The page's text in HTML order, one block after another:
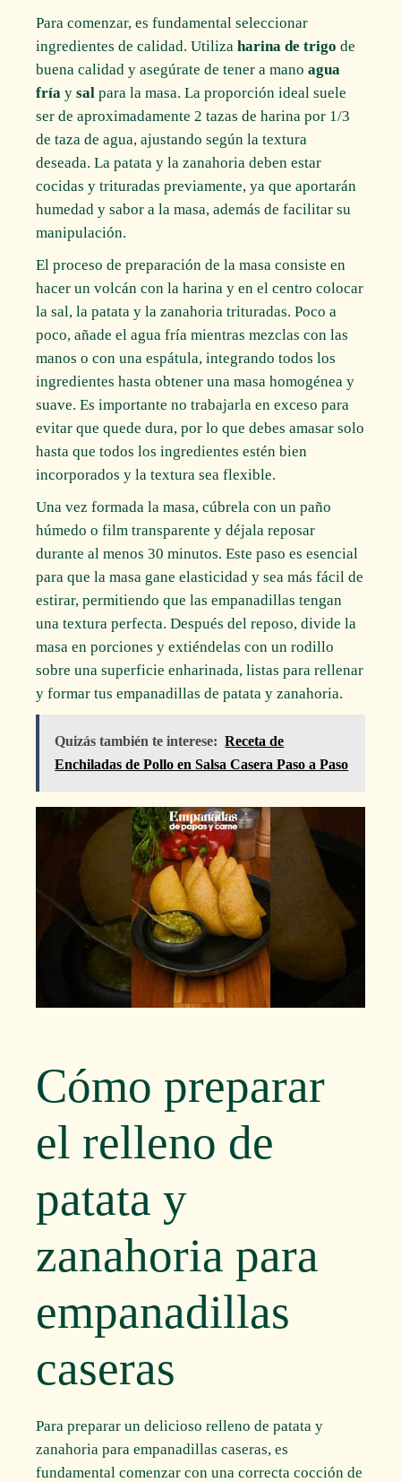
Para comenzar, es fundamental seleccionar
ingredientes de calidad. Utilizaharina de trigo de
buena calidad y asegúrate de tener a manoagua
fría ysal para la masa. La proporción ideal suele
ser de aproximadamente 2 tazas de harina por 1/3
de taza de agua, ajustando según la textura
deseada. La patata y la zanahoria deben estar
cocidas y trituradas previamente, ya que aportarán
humedad y sabor a la masa, además de facilitar su
manipulación.
El proceso de preparación de la masa consiste en
hacer un volcán con la harina y en el centro colocar
la sal, la patata y la zanahoria trituradas. Poco a
poco, añade el agua fría mientras mezclas con las
manos o con una espátula, integrando todos los
ingredientes hasta obtener una masa homogénea y
suave. Es importante no trabajarla en exceso para
evitar que quede dura, por lo que debes amasar solo
hasta que todos los ingredientes estén bien
incorporados y la textura sea flexible.
Una vez formada la masa, cúbrela con un paño
húmedo o film transparente y déjala reposar
durante al menos 30 minutos. Este paso es esencial
para que la masa gane elasticidad y sea más fácil de
estirar, permitiendo que las empanadillas tengan
una textura perfecta. Después del reposo, divide la
masa en porciones y extiéndelas con un rodillo
sobre una superficie enharinada, listas para rellenar
y formar tus empanadillas de patata y zanahoria.
Quizás también te interese: Receta de
Enchiladas de Pollo en Salsa Casera Paso a Paso
Cómo preparar
el relleno de
patata y
zanahoria para
empanadillas
caseras
Para preparar un delicioso relleno de patata y
zanahoria para empanadillas caseras, es
fundamental comenzar con una correcta cocción de